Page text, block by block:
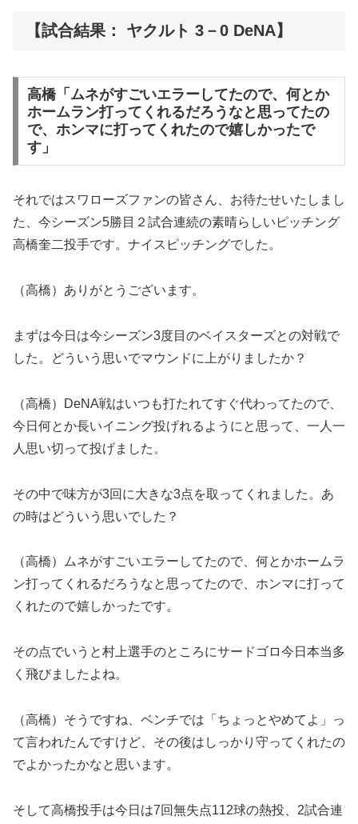
【試合結果： ヤクルト 3－0 DeNA】
高橋「ムネがすごいエラーしてたので、何とか
ホームラン打ってくれるだろうなと思ってたの
で、ホンマに打ってくれたので嬉しかったで
す」
それではスワローズファンの皆さん、お待たせいたしまし
た、今シーズン5勝目２試合連続の素晴らしいピッチング
高橋奎二投手です。ナイスピッチングでした。
（高橋）ありがとうございます。
まずは今日は今シーズン3度目のベイスターズとの対戦で
した。どういう思いでマウンドに上がりましたか？
（高橋）DeNA戦はいつも打たれてすぐ代わってたので、
今日何とか長いイニング投げれるようにと思って、一人一
人思い切って投げました。
その中で味方が3回に大きな3点を取ってくれました。あ
の時はどういう思いでした？
（高橋）ムネがすごいエラーしてたので、何とかホームラ
ン打ってくれるだろうなと思ってたので、ホンマに打って
くれたので嬉しかったです。
その点でいうと村上選手のところにサードゴロ今日本当多
く飛びましたよね。
（高橋）そうですね、ベンチでは「ちょっとやめてよ」っ
て言われたんですけど、その後はしっかり守ってくれたの
でよかったかなと思います。
そして高橋投手は今日は7回無失点112球の熱投、2試合連